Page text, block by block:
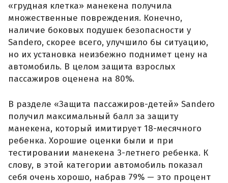
«грудная клетка» манекена получила
множественные повреждения. Конечно,
наличие боковых подушек безопасности у
Sandero, скорее всего, улучшило бы ситуацию,
но их установка неизбежно поднимет цену на
автомобиль. В целом защита взрослых
пассажиров оценена на 80%.
В разделе «Защита пассажиров-детей» Sandero
получил максимальный балл за защиту
манекена, который имитирует 18-месячного
ребенка. Хорошие оценки были и при
тестировании манекена 3-летнего ребенка. К
слову, в этой категории автомобиль показал
себя очень хорошо, набрав 79% — это процент